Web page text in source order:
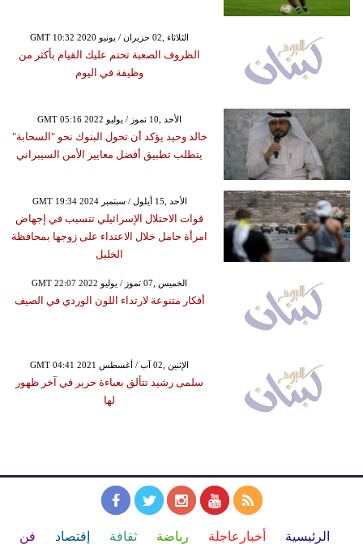
GMT 10:32 2020 الثلاثاء ,02 حزيران / يونيو
الظروف الصعبة تحتم عليك القيام بأكثر من
وظيفة في اليوم
GMT 05:16 2022 الأحد ,10 تموز / يوليو
خالد وحيد يؤكد أن تحول البنوك نحو "السحابة"
يتطلب تطبيق أفضل معايير الأمن السيبراني
GMT 19:34 2024 الأحد ,15 أيلول / سبتمبر
قوات الاحتلال الإسرائيلي تتسبب في إجهاض
امرأة حامل خلال الاعتداء على زوجها بمحافظة
الخليل
GMT 22:07 2022 الخميس ,07 تموز / يوليو
أفكار متنوعة لارتداء اللون الوردي في الصيف
GMT 04:41 2021 الإثنين ,02 آب / أغسطس
سلمى رشيد تتألق بعباءة حرير في آخر ظهور
لها
الرئيسية أخبارعاجلة رياضة ثقافة إقتصاد فن